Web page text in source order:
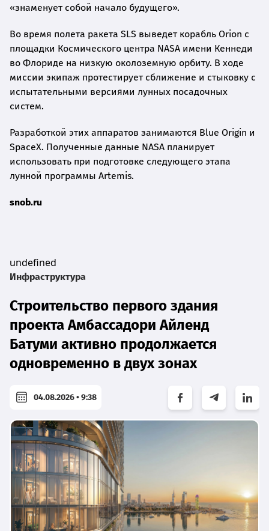
«знаменует собой начало будущего».
Во время полета ракета SLS выведет корабль Orion с
площадки Космического центра NASA имени Кеннеди
во Флориде на низкую околоземную орбиту. В ходе
миссии экипаж протестирует сближение и стыковку с
испытательными версиями лунных посадочных
систем.
Разработкой этих аппаратов занимаются Blue Origin и
SpaceX. Полученные данные NASA планирует
использовать при подготовке следующего этапа
лунной программы Artemis.
snob.ru
undefined
Инфраструктура
Строительство первого здания
проекта Амбассадори Айленд
Батуми активно продолжается
одновременно в двух зонах
04.08.2026 • 9:38